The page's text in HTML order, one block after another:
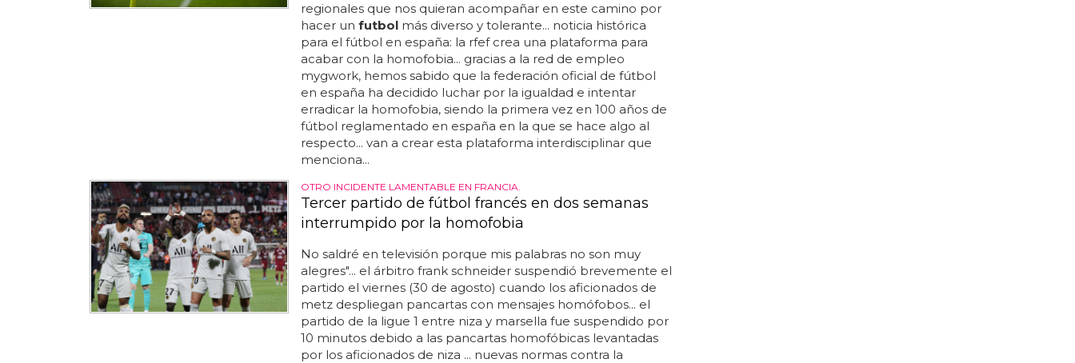
regionales que nos quieran acompañar en este camino por
hacer un futbolmás diverso y tolerante... noticia histórica
para el fútbol en españa: la rfef crea una plataforma para
acabar con la homofobia... gracias a la red de empleo
mygwork, hemos sabido que la federación oficial de fútbol
en españa ha decidido luchar por la igualdad e intentar
erradicar la homofobia, siendo la primera vez en 100 años de
fútbol reglamentado en españa en la que se hace algo al
respecto... van a crear esta plataforma interdisciplinar que
menciona...
OTRO INCIDENTE LAMENTABLE EN FRANCIA.
Tercer partido de fútbol francés en dos semanas
interrumpido por la homofobia
No saldré en televisión porque mis palabras no son muy
alegres"... el árbitro frank schneider suspendió brevemente el
partido el viernes (30 de agosto) cuando los aficionados de
metz despliegan pancartas con mensajes homófobos... el
partido de la ligue 1 entre niza y marsella fue suspendido por
10 minutos debido a las pancartas homofóbicas levantadas
por los aficionados de niza ... nuevas normas contra la